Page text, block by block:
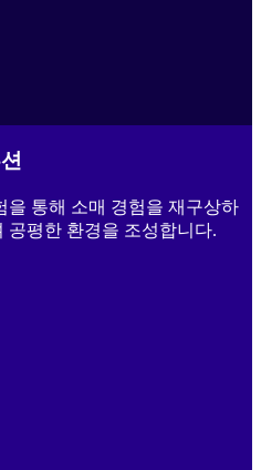
을 통해 소매 경험을 재구상하
공평한 환경을 조성합니다.